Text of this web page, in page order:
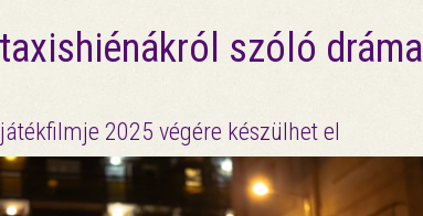
szóló dráma
2025 végére készülhet el